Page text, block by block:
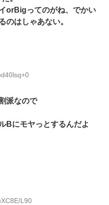
orBigってのがね、でかい
のはしゃあない。
派なので
Bにモヤっとするんだよ
L90